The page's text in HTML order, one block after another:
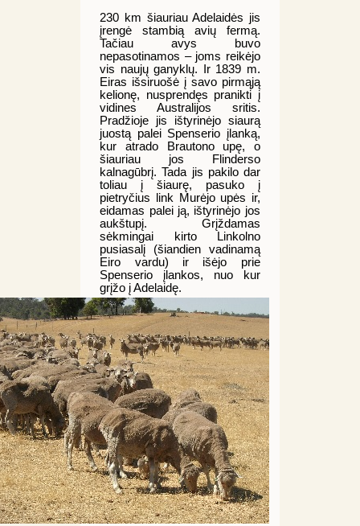
230 km šiauriau Adelaidės jis
įrengė stambią avių fermą.
Tačiau avys buvo
nepasotinamos – joms reikėjo
vis naujų ganyklų. Ir 1839 m.
Eiras išsiruošė į savo pirmąją
kelionę, nusprendęs pranikti į
vidines Australijos sritis.
Pradžioje jis ištyrinėjo siaurą
juostą palei Spenserio įlanką,
kur atrado Brautono upę, o
šiauriau jos Flinderso
kalnagūbrį. Tada jis pakilo dar
toliau į šiaurę, pasuko į
pietryčius link Murėjo upės ir,
eidamas palei ją, ištyrinėjo jos
aukštupį. Grįždamas
sėkmingai kirto Linkolno
pusiasalį (šiandien vadinamą
Eiro vardu) ir išėjo prie
Spenserio įlankos, nuo kur
grįžo į Adelaidę.